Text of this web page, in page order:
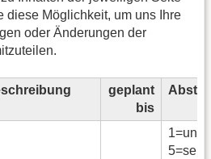
diese Möglichkeit, um uns Ihre
oder Änderungen der
geplant
bis